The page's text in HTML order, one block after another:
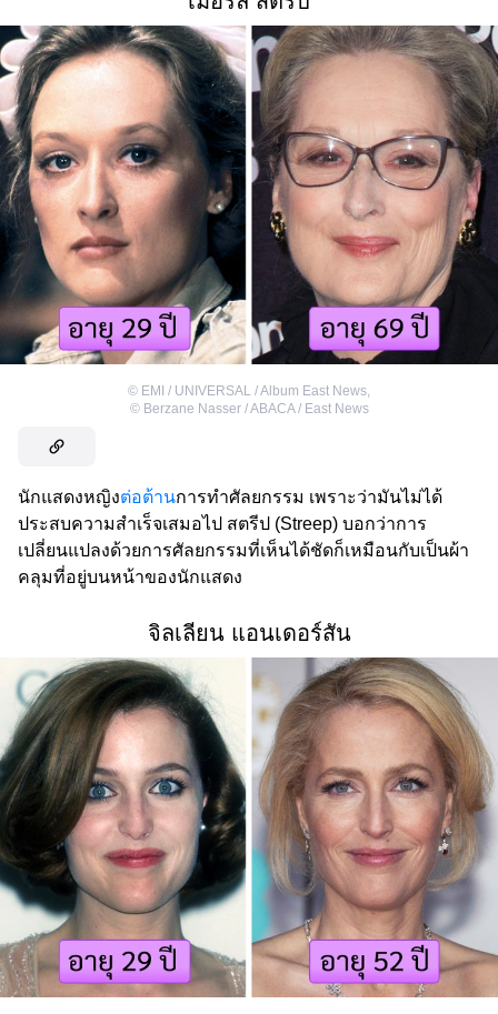
© EMI / UNIVERSAL / Album East News,
© Berzane Nasser / ABACA / East News
นักแสดงหญิงต่อต้านการทำศัลยกรรม เพราะว่ามันไม่ได้
ประสบความสำเร็จเสมอไป สตรีป (Streep) บอกว่าการ
เปลี่ยนแปลงด้วยการศัลยกรรมที่เห็นได้ชัดก็เหมือนกับเป็นผ้า
คลุมที่อยู่บนหน้าของนักแสดง
จิลเลียน แอนเดอร์สัน